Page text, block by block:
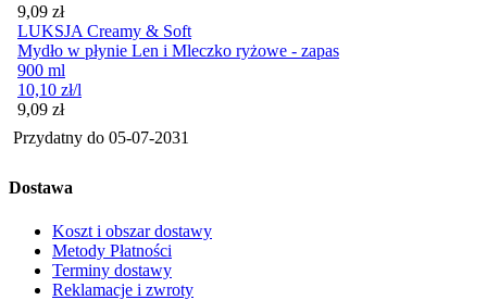
Cena
9,09 zł
LUKSJA Creamy & Soft
Mydło w płynie Len i Mleczko ryżowe - zapas
900 ml
10,10 zł/l
Cena
9,09 zł
Przydatny do 05-07-2031
Dostawa
Koszt i obszar dostawy
Metody Płatności
Terminy dostawy
Reklamacje i zwroty